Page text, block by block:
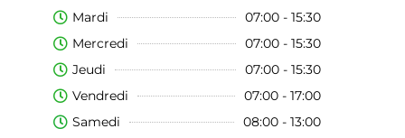
Mardi
07:00 - 15:30
Mercredi
07:00 - 15:30
Jeudi
07:00 - 15:30
Vendredi
07:00 - 17:00
Samedi
08:00 - 13:00